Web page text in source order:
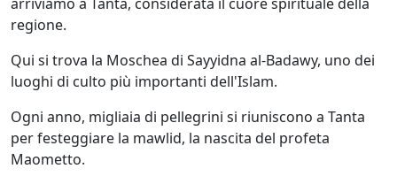
regione.
Qui si trova la Moschea di Sayyidna al-Badawy, uno dei
luoghi di culto più importanti dell'Islam.
Ogni anno, migliaia di pellegrini si riuniscono a Tanta
per festeggiare la mawlid, la nascita del profeta
Maometto.